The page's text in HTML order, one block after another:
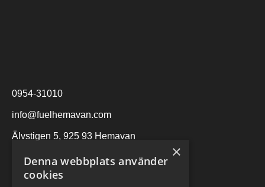
0954-31010
info@fuelhemavan.com
Älvstigen 5, 925 93 Hemavan
×
Denna webbplats använder
cookies